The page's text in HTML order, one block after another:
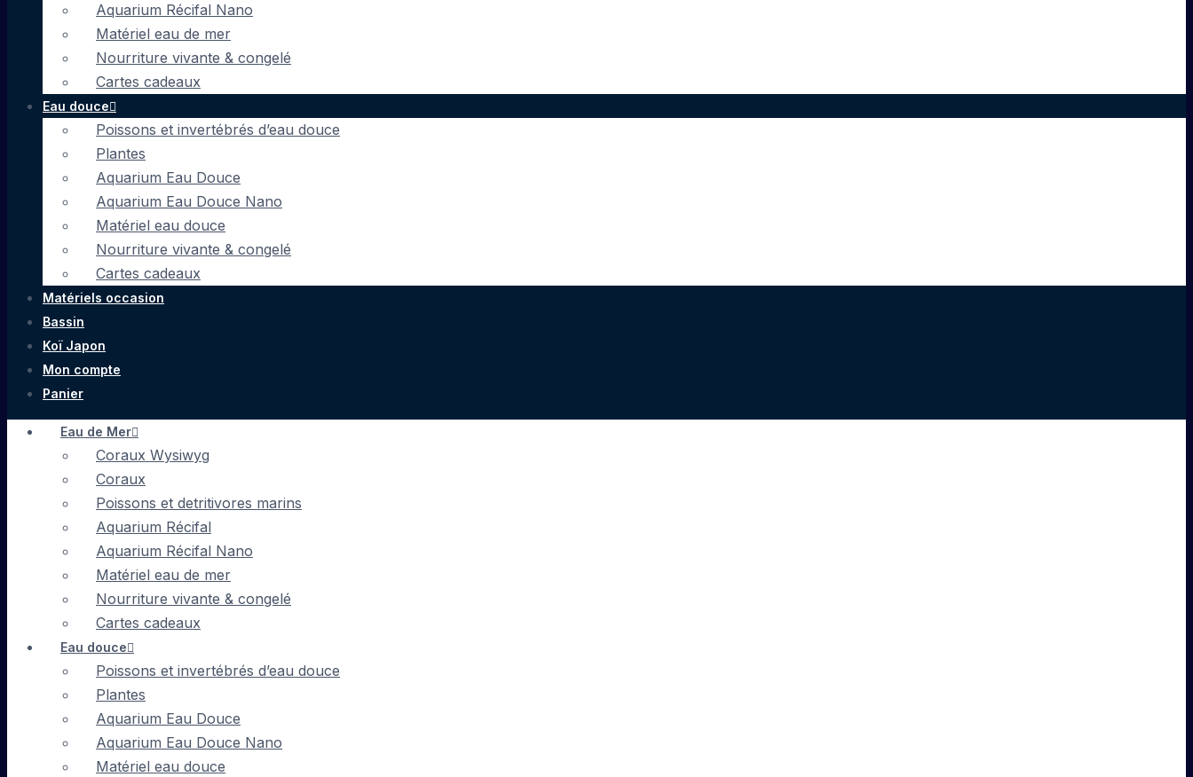
Aquarium Récifal Nano
Matériel eau de mer
Nourriture vivante & congelé
Cartes cadeaux
Eau douce
Poissons et invertébrés d’eau douce
Plantes
Aquarium Eau Douce
Aquarium Eau Douce Nano
Matériel eau douce
Nourriture vivante & congelé
Cartes cadeaux
Matériels occasion
Bassin
Koï Japon
Mon compte
Panier
Eau de Mer
Coraux Wysiwyg
Coraux
Poissons et detritivores marins
Aquarium Récifal
Aquarium Récifal Nano
Matériel eau de mer
Nourriture vivante & congelé
Cartes cadeaux
Eau douce
Poissons et invertébrés d’eau douce
Plantes
Aquarium Eau Douce
Aquarium Eau Douce Nano
Matériel eau douce